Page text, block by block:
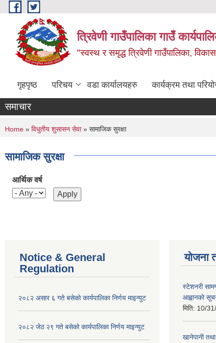
Skip to main content
त्रिवेणी गाउँपालिका गाउँ
"स्वस्थ र समृद्ध त्रिवेणी गाउँपालिका,
गृहपृष्ठ परिचय वडा कार्यालयहरु कार्यक्रम तथा
समाचार
You are here
Home » विधुतीय शुसासन सेवा» सामाजिक सुरक्षा
सामाजिक सुरक्षा
आर्थिक वर्ष
Notice & General
Regulation
२०८२ असार ६ गते बसेको कार्यपालिका निर्णय माइन्युट
२०८२ जेठ २९ गते बसेको कार्यपालिका निर्णय माइन्युट
योजना
स्टेशनरी
आह्वानको
मिति: 10/
खानेपानी